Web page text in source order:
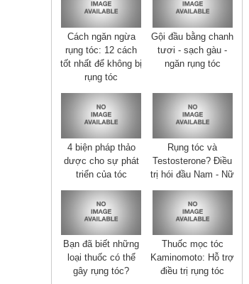
Cách ngăn ngừa
rụng tóc: 12 cách
tốt nhất để không bị
rụng tóc
Gội đầu bằng chanh
tươi - sạch gàu -
ngăn rụng tóc
4 biện pháp thảo
dược cho sự phát
triển của tóc
Rụng tóc và
Testosterone? Điều
trị hói đầu Nam - Nữ
Bạn đã biết những
loại thuốc có thể
gây rụng tóc?
Thuốc mọc tóc
Kaminomoto: Hỗ trợ
điều trị rụng tóc